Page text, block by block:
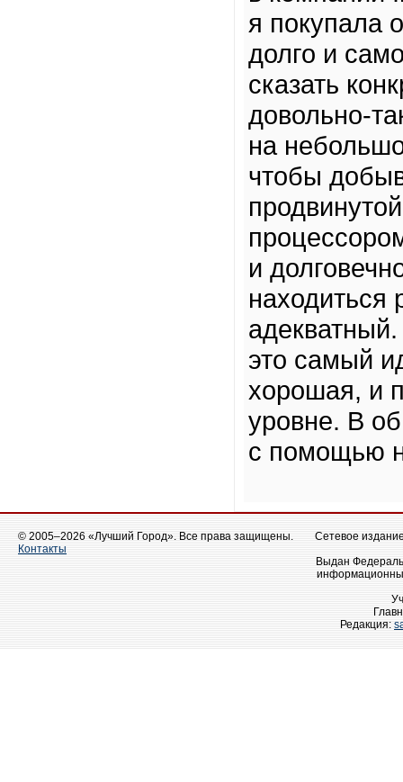
я покупала
долго и
сказать
довольно-
на
чтобы
и
находиться
это самый
хорошая, и
уровне. В
с помощью
© 2005–2026 «Лучший Город». Все права защищены.
Контакты
Сетевое
Выдан
Редакция: